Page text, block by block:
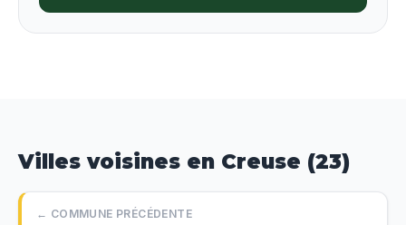
Villes voisines en Creuse (23)
← COMMUNE PRÉCÉDENTE